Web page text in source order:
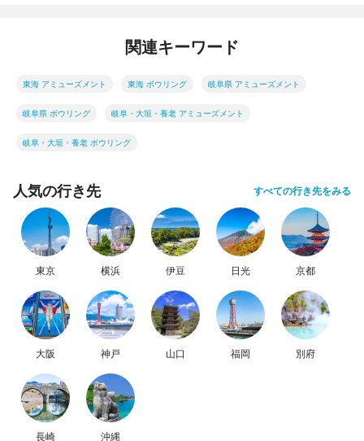
関連キーワード
東海 アミューズメント 東海 ボウリング 岐阜県 アミューズメント
岐阜県 ボウリング 岐阜・大垣・養老 アミューズメント
岐阜・大垣・養老 ボウリング
人気の行き先 すべての行き先をみる
東京 横浜 伊豆 日光 京都
大阪 神戸 山口 福岡 別府
長崎 沖縄